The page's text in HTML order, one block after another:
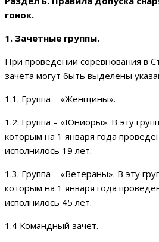
гонок.
1. Зачетные группы.
При проведении соревнования в
зачета могут быть выделены
1.1. Группа – «Женщины».
1.2. Группа – «Юниоры». В эту
которым на 1 января года
исполнилось 19 лет.
1.3. Группа – «Ветераны». В эту
которым на 1 января года
исполнилось 45 лет.
1.4 Командный зачет.